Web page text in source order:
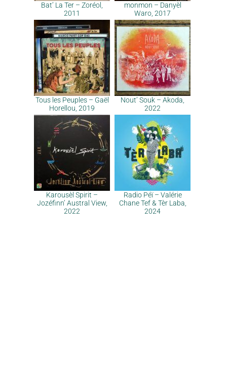
Bat’ La Ter – Zoréol,
2011
monmon – Danyèl
Waro, 2017
Tous les Peuples – Gaël
Horellou, 2019
Nout’ Souk – Akoda,
2022
Karousèl Spirit –
Jozéfinn’ Austral View,
2022
Radio Péï – Valérie
Chane Tef & Tèr Laba,
2024